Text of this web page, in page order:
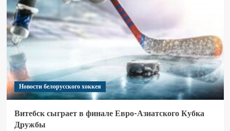
Новости белорусского хоккея
Витебск сыграет в финале Евро-Азиатского Кубка
Дружбы